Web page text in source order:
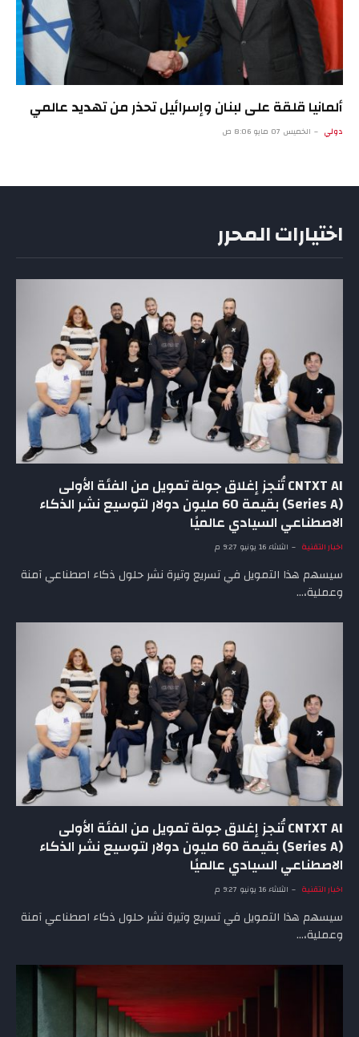
ألمانيا قلقة على لبنان وإسرائيل تحذر من تهديد عالمي
دولي الخميس 07 مايو 8:06 ص
اختيارات المحرر
CNTXT AI تُنجز إغلاق جولة تمويل من الفئة الأولى
(Series A) بقيمة 60 مليون دولار لتوسيع نشر الذكاء
الاصطناعي السيادي عالميًا
اخبار التقنية الثلاثاء 16 يونيو 9:27 م
سيسهم هذا التمويل في تسريع وتيرة نشر حلول ذكاء اصطناعي آمنة
وعملية،…
CNTXT AI تُنجز إغلاق جولة تمويل من الفئة الأولى
(Series A) بقيمة 60 مليون دولار لتوسيع نشر الذكاء
الاصطناعي السيادي عالميًا
اخبار التقنية الثلاثاء 16 يونيو 9:27 م
سيسهم هذا التمويل في تسريع وتيرة نشر حلول ذكاء اصطناعي آمنة
وعملية،…